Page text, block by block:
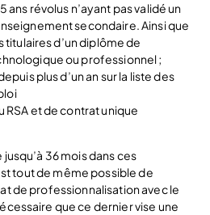
ans révolus n’ayant pas validé un
secondaire. Ainsi que
titulaires d’un diplôme de
ou professionnel ;
plus d’un an sur la liste des
RSA et de contrat unique
36 mois dans ces
tout de même possible de
de professionnalisation avec le
que ce dernier vise une